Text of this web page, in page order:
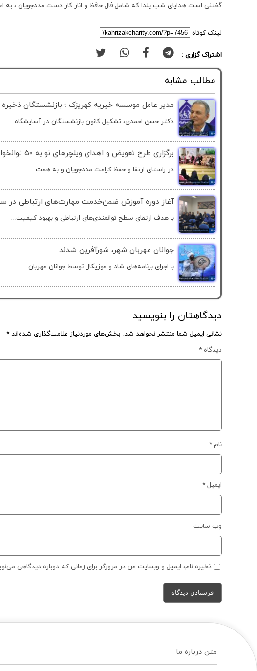
گفتنی است هدایای شب یلدا که شامل فال حافظ و انار کار دست مددجویان ، به
لینک کوتاه
اشتراک گزاری :
مطالب مشابه
مدیر عامل موسسه خیریه کهریزک ؛ بازنشستگان
دکتر حسن احمدی، تشکیل کانون بازنشستگان در آسایشگاه...
برگزاری طرح تعویض و اهدای ویلچرهای نو به ۵۰ توانخواه در آسایشگاه خیریه کهریزک
در راستای ارتقا و حفظ کرامت مددجویان و به همت...
آغاز دوره آموزش ضمن‌خدمت مهارت‌های ارتباطی در
با هدف ارتقای سطح توانمندی‌های ارتباطی و بهبود کیفیت...
جوانان مهربان شهر، شورآفرین شدند
با اجرای برنامه‌های شاد و موزیکال توسط جوانان مهربان...
دیدگاهتان را بنویسید
نشانی ایمیل شما منتشر نخواهد شد. بخش‌های موردنیاز علامت‌گذاری شده‌اند *
دیدگاه *
نام *
ایمیل *
وب‌ سایت
ذخیره نام، ایمیل و وبسایت من در مرورگر برای زمانی که دوباره دیدگاهی
متن درباره ما